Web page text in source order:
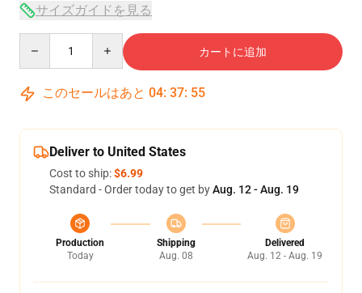
サイズガイドを見る
カートに追加
このセールはあと 04: 37: 54
Deliver to United States
Cost to ship:$6.99
Standard - Order today to get byAug. 12 - Aug. 19
Production
Today
Shipping
Aug. 08
Delivered
Aug. 12 - Aug. 19